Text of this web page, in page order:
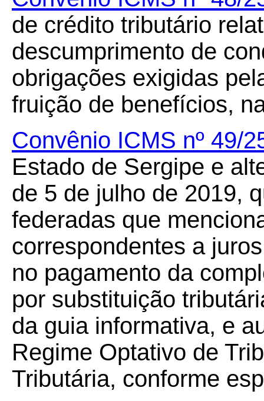
de crédito tributário
descumprimento de
obrigações exigidas
fruição de benefícios,
Convênio ICMS nº 49/
Estado de Sergipe e
de 5 de julho de 2019,
federadas que
correspondentes a
no pagamento da
por substituição
da guia informativa, e
Regime Optativo de
Tributária, conforme